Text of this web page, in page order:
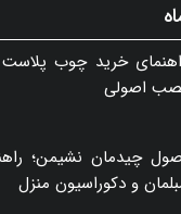
خرید چوب پلاست
اصولی
چیدمان نشیمن؛
و دکوراسیون منزل